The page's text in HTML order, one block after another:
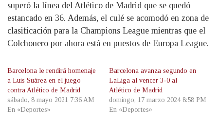
superó la línea del Atlético de Madrid que se quedó
estancado en 36. Además, el culé se acomodó en zona de
clasificación para la Champions League mientras que el
Colchonero por ahora está en puestos de Europa League.
Barcelona le rendirá homenaje
a Luis Suárez en el juego
contra Atlético de Madrid
sábado, 8 mayo 2021 7:36 AM
En «Deportes»
Barcelona avanza segundo en
LaLiga al vencer 3-0 al
Atlético de Madrid
domingo, 17 marzo 2024 8:58 PM
En «Deportes»